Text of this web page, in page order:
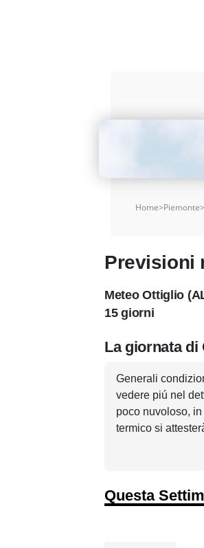
Home>Piemonte>
Previsioni
Meteo Ottiglio
15 giorni
La giornata di
Generali
vedere piú nel
poco nuvoloso,
termico si
Questa